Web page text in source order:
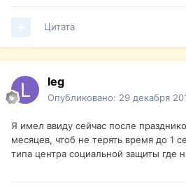
Цитата
leg
Опубликовано: 29 декабря
Я имел ввиду сейчас после
месяцев, чтоб не терять время до 1
типа центра социальной защиты где